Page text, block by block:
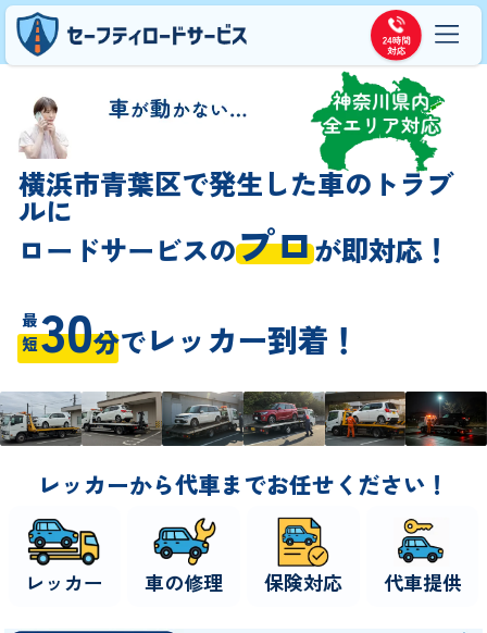
横浜市青葉区で発生した車のトラブ
ルに
ロードサービスのプロが即対応！
最短30分でレッカー到着！
レッカーから代車までお任せください！
レッカー 車の修理 保険対応 代車提供